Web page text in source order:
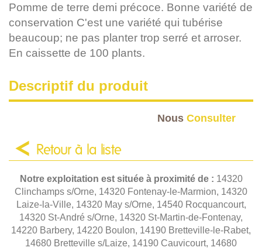
Pomme de terre demi précoce. Bonne variété de
conservation C'est une variété qui tubérise
beaucoup; ne pas planter trop serré et arroser.
En caissette de 100 plants.
Descriptif du produit
Nous Consulter
Retour à la liste
Notre exploitation est située à proximité de : 14320
Clinchamps s/Orne, 14320 Fontenay-le-Marmion, 14320
Laize-la-Ville, 14320 May s/Orne, 14540 Rocquancourt,
14320 St-André s/Orne, 14320 St-Martin-de-Fontenay,
14220 Barbery, 14220 Boulon, 14190 Bretteville-le-Rabet,
14680 Bretteville s/Laize, 14190 Cauvicourt, 14680